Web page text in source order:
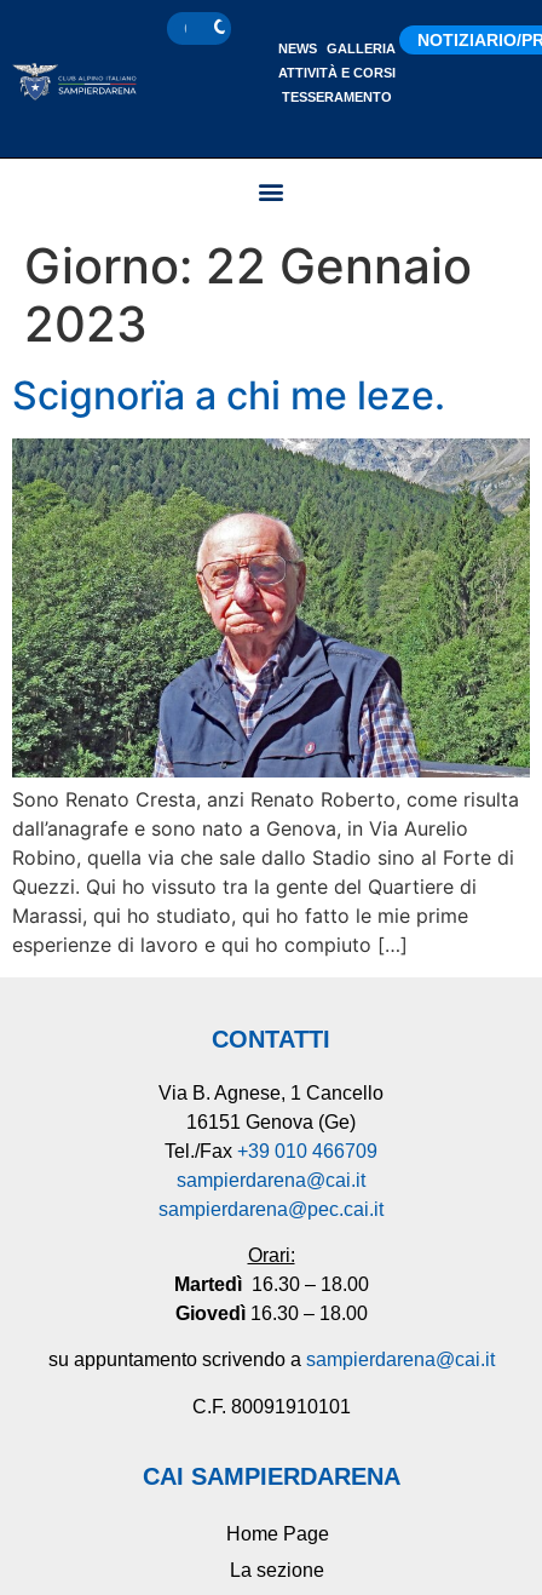
NEWS
GALLERIA
ATTIVITÀ E CORSI
TESSERAMENTO
NOTIZIARIO/
Giorno: 22 Gennaio
2023
Scignorïa a chi me leze.
Sono Renato Cresta, anzi Renato Roberto, come risulta
dall’anagrafe e sono nato a Genova, in Via Aurelio
Robino, quella via che sale dallo Stadio sino al Forte di
Quezzi. Qui ho vissuto tra la gente del Quartiere di
Marassi, qui ho studiato, qui ho fatto le mie prime
esperienze di lavoro e qui ho compiuto […]
CONTATTI
Via B. Agnese, 1 Cancello
16151 Genova (Ge)
Tel./Fax +39 010 466709
sampierdarena@cai.it
sampierdarena@pec.cai.it
Orari:
Martedì 16.30 – 18.00
Giovedì16.30 – 18.00
su appuntamento scrivendo a sampierdarena@cai.it
C.F. 80091910101
CAI SAMPIERDARENA
Home Page
La sezione